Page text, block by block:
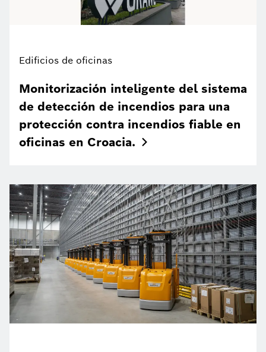
Edificios de oficinas
Monitorización inteligente del sistema
de detección de incendios para una
protección contra incendios fiable en
oficinas en Croacia.